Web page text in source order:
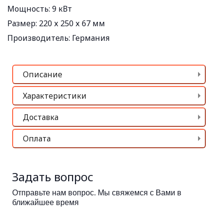
Мощность: 9 кВт
Размер: 220 х 250 х 67 мм
Производитель: Германия
Описание
Характеристики
Доставка
Оплата
Задать вопрос
Отправьте нам вопрос. Мы свяжемся с Вами в
ближайшее время